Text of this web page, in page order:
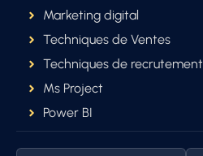
Marketing digital
Techniques de Ventes
Techniques de recrutement
Ms Project
Power BI